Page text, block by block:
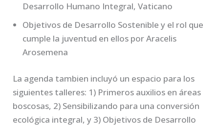
Desarrollo Humano Integral, Vaticano
Objetivos de Desarrollo Sostenible y el rol que
cumple la juventud en ellos por Aracelis
Arosemena
La agenda tambien incluyó un espacio para los
siguientes talleres: 1) Primeros auxilios en áreas
boscosas, 2) Sensibilizando para una conversión
ecológica integral, y 3) Objetivos de Desarrollo